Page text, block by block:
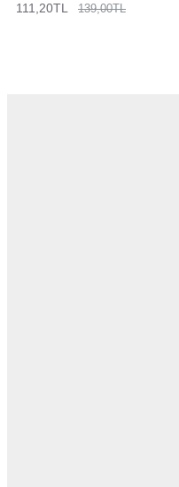
111,20TL 139,00TL